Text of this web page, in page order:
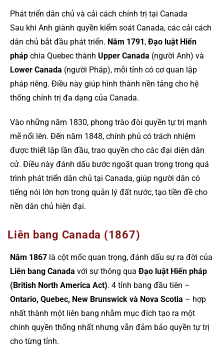
Phát triển dân chủ và cải cách chính trị tại Canada
Sau khi Anh giành quyền kiểm soát Canada, các cải cách
dân chủ bắt đầu phát triển. Năm 1791, Đạo luật Hiến
pháp chia Quebec thành Upper Canada (người Anh) và
Lower Canada (người Pháp), mỗi tỉnh có cơ quan lập
pháp riêng. Điều này giúp hình thành nền tảng cho hệ
thống chính trị đa dạng của Canada.
Vào những năm 1830, phong trào đòi quyền tự trị mạnh
mẽ nổi lên. Đến năm 1848, chính phủ có trách nhiệm
được thiết lập lần đầu, trao quyền cho các đại diện dân
cử. Điều này đánh dấu bước ngoặt quan trọng trong quá
trình phát triển dân chủ tại Canada, giúp người dân có
tiếng nói lớn hơn trong quản lý đất nước, tạo tiền đề cho
nền dân chủ hiện đại.
Liên bang Canada (1867)
Năm 1867 là cột mốc quan trọng, đánh dấu sự ra đời của
Liên bang Canada với sự thông qua Đạo luật Hiến pháp
(British North America Act). 4 tỉnh bang đầu tiên –
Ontario, Quebec, New Brunswick và Nova Scotia – hợp
nhất thành một liên bang nhằm mục đích tạo ra một
chính quyền thống nhất nhưng vẫn đảm bảo quyền tự trị
cho từng tỉnh.